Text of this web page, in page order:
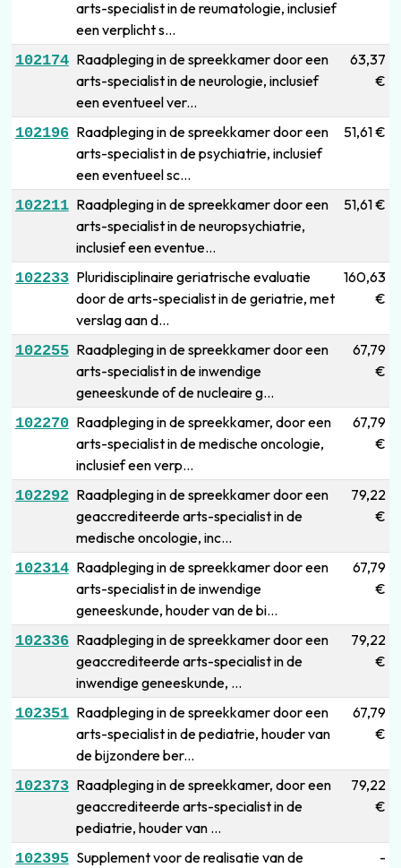
arts-specialist in de reumatologie, inclusief
een verplicht s...
102174 Raadpleging in de spreekkamer door een
arts-specialist in de neurologie, inclusief
een eventueel ver...
63,37
€
102196 Raadpleging in de spreekkamer door een
arts-specialist in de psychiatrie, inclusief
een eventueel sc...
51,61 €
102211 Raadpleging in de spreekkamer door een
arts-specialist in de neuropsychiatrie,
inclusief een eventue...
51,61 €
102233 Pluridisciplinaire geriatrische evaluatie
door de arts-specialist in de geriatrie, met
verslag aan d...
160,63
€
102255 Raadpleging in de spreekkamer door een
arts-specialist in de inwendige
geneeskunde of de nucleaire g...
67,79
€
102270 Raadpleging in de spreekkamer, door een
arts-specialist in de medische oncologie,
inclusief een verp...
67,79
€
102292 Raadpleging in de spreekkamer door een
geaccrediteerde arts-specialist in de
medische oncologie, inc...
79,22
€
102314 Raadpleging in de spreekkamer door een
arts-specialist in de inwendige
geneeskunde, houder van de bi...
67,79
€
102336 Raadpleging in de spreekkamer door een
geaccrediteerde arts-specialist in de
inwendige geneeskunde, ...
79,22
€
102351 Raadpleging in de spreekkamer door een
arts-specialist in de pediatrie, houder van
de bijzondere ber...
67,79
€
102373 Raadpleging in de spreekkamer, door een
geaccrediteerde arts-specialist in de
pediatrie, houder van ...
79,22
€
102395 Supplement voor de realisatie van de
-